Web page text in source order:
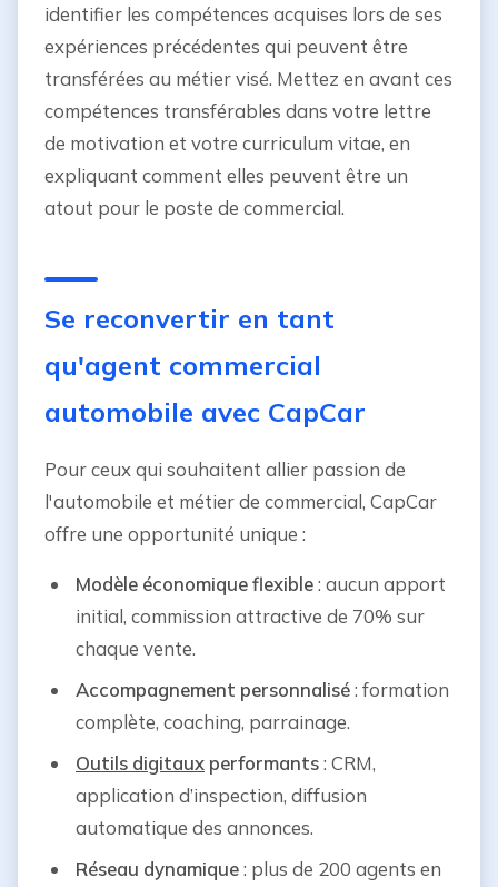
identifier les compétences acquises lors de ses
expériences précédentes qui peuvent être
transférées au métier visé. Mettez en avant ces
compétences transférables dans votre lettre
de motivation et votre curriculum vitae, en
expliquant comment elles peuvent être un
atout pour le poste de commercial.
Se reconvertir en tant
qu'agent commercial
automobile avec CapCar
Pour ceux qui souhaitent allier passion de
l'automobile et métier de commercial, CapCar
offre une opportunité unique :
Modèle économique flexible: aucun apport
initial, commission attractive de 70% sur
chaque vente.
Accompagnement personnalisé: formation
complète, coaching, parrainage.
Outils digitaux performants: CRM,
application d’inspection, diffusion
automatique des annonces.
Réseau dynamique: plus de 200 agents en